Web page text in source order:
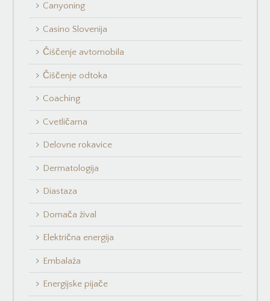
Canyoning
Casino Slovenija
Čiščenje avtomobila
Čiščenje odtoka
Coaching
Cvetličarna
Delovne rokavice
Dermatologija
Diastaza
Domača žival
Električna energija
Embalaža
Energijske pijače